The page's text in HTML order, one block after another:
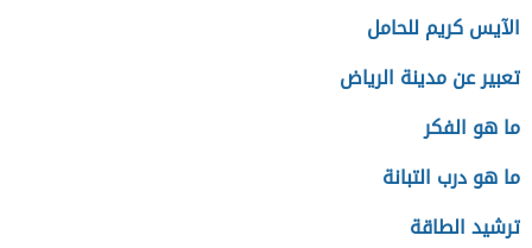
الآيس كريم للحامل
تعبير عن مدينة الرياض
ما هو الفكر
ما هو درب التبانة
ترشيد الطاقة